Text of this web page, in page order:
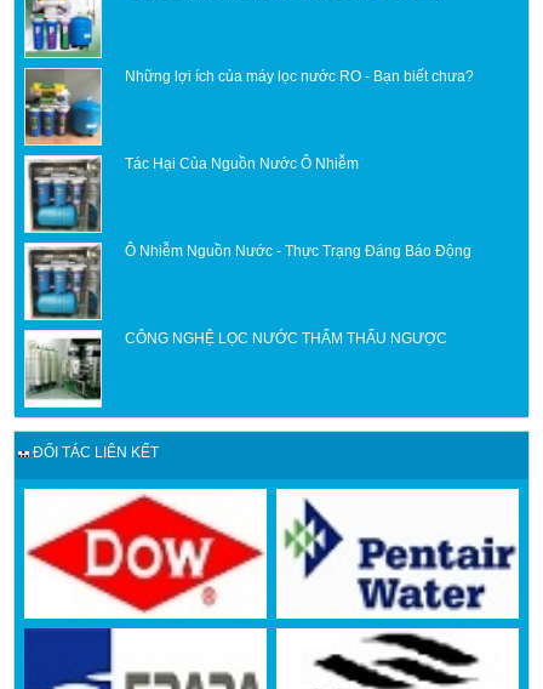
Những lợi ích của máy lọc nước RO - Bạn biết chưa?
Tác Hại Của Nguồn Nước Ô Nhiễm
Ô Nhiễm Nguồn Nước - Thực Trạng Đáng Báo Động
CÔNG NGHỆ LỌC NƯỚC THẨM THẤU NGƯỢC
ĐỐI TÁC LIÊN KẾT